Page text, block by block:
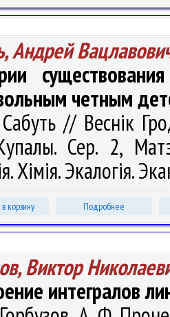
Андрей
четным
// Веснік
Сер. 2,
Хімія. Экалогія.
корзину Подробнее
Виктор
интегралов